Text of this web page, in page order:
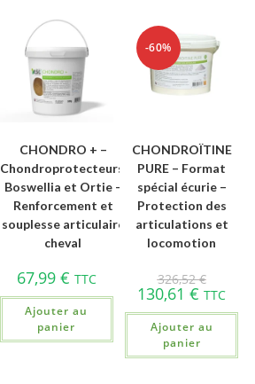
CHONDRO + –
Chondroprotecteurs,
Boswellia et Ortie –
Renforcement et
souplesse articulaire
cheval
67,99 € TTC
Ajouter au
panier
-60%
CHONDROÏTINE
PURE – Format
spécial écurie –
Protection des
articulations et
locomotion
326,52€
130,61€ TTC
Ajouter au
panier